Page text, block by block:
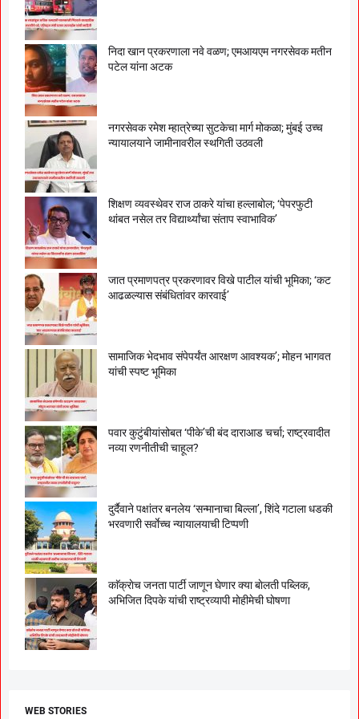
निदा खान प्रकरणाला नवे वळण; एमआयएम नगरसेवक मतीन
पटेल यांना अटक
नगरसेवक रमेश म्हात्रेच्या सुटकेचा मार्ग मोकळा; मुंबई उच्च
न्यायालयाने जामीनावरील स्थगिती उठवली
शिक्षण व्यवस्थेवर राज ठाकरे यांचा हल्लाबोल; ‘पेपरफुटी
थांबत नसेल तर विद्यार्थ्यांचा संताप स्वाभाविक’
जात प्रमाणपत्र प्रकरणावर विखे पाटील यांची भूमिका; ‘कट
आढळल्यास संबंधितांवर कारवाई’
सामाजिक भेदभाव संपेपर्यंत आरक्षण आवश्यक’; मोहन भागवत
यांची स्पष्ट भूमिका
पवार कुटुंबीयांसोबत ‘पीके’ची बंद दाराआड चर्चा; राष्ट्रवादीत
नव्या रणनीतीची चाहूल?
दुर्दैवाने पक्षांतर बनलेय ‘सन्मानाचा बिल्ला’, शिंदे गटाला धडकी
भरवणारी सर्वाेच्च न्यायालयाची टिप्पणी
काॅक्राेच जनता पार्टी जाणून घेणार क्या बाेलती पब्लिक,
अभिजित दिपके यांची राष्ट्रव्यापी माेहीमेची घाेषणा
WEB STORIES